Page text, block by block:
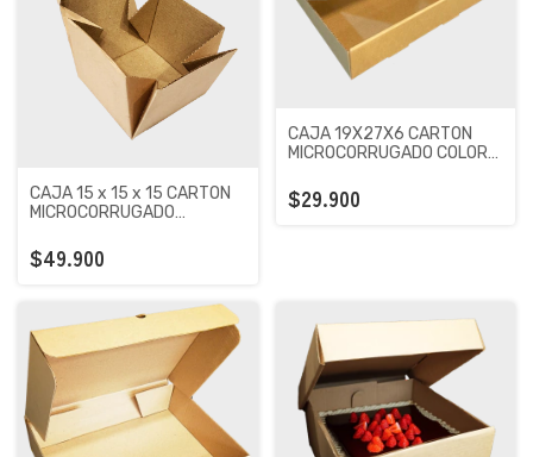
CAJA 15 x 15 x 15 CARTON
MICROCORRUGADO
UNIDADES
$49.900
CAJA 19X27X6 CARTON
MICROCORRUGADO COLOR
$29.900